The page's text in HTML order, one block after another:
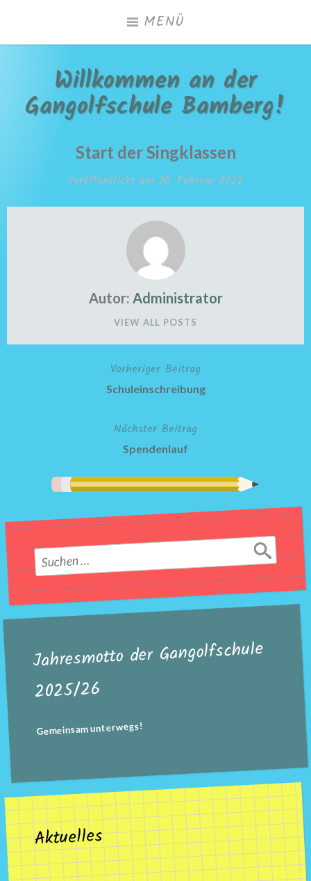
springen
MENÜ
Willkommen an der
Gangolfschule Bamberg!
Start der Singklassen
Veröffentlicht am 20. Februar 2022
Autor: Administrator
VIEW ALL POSTS
BeitragsnavigationVorheriger Beitrag
Schuleinschreibung
Nächster Beitrag
Spendenlauf
Suchen
nach:
Jahresmotto der Gangolfschule
2025/26
Gemeinsam unterwegs!
Aktuelles